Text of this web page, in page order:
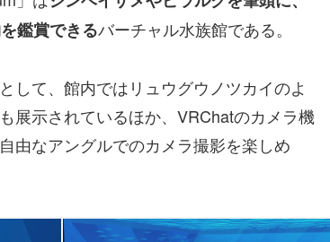
鑑賞できるバーチャル水族館である。
して、館内ではリュウグウノツカイのよ
展示されているほか、VRChatのカメラ機
由なアングルでのカメラ撮影を楽しめ